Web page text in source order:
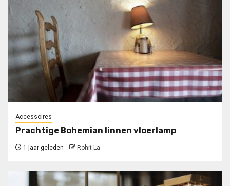
Accessoires
Prachtige Bohemian linnen vloerlamp
1 jaar geleden Rohit La